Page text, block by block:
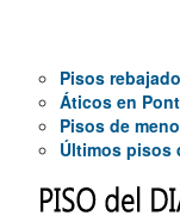
Pisos
Áticos en
Pisos de
Últimos pisos